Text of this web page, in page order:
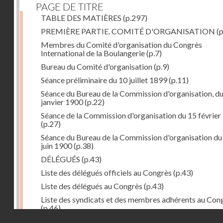
PAGE DE TITRE
TABLE DES MATIÈRES (p.297)
PREMIÈRE PARTIE. COMITÉ D'ORGANISATION
Membres du Comité d'organisation du Congrès
International de la Boulangerie(p.7)
Bureau du Comité d'organisation(p.9)
Séance préliminaire du 10 juillet 1899(p.11)
Séance du Bureau de la Commission d'organisation,
janvier 1900(p.22)
Séance de la Commission d'organisation du 15
(p.27)
Séance du Bureau de la Commission d'organisation
juin 1900(p.38)
DÉLÉGUÉS (p.43)
Liste des délégués officiels au Congrès (p.43)
Liste des délégués au Congrès (p.43)
Liste des syndicats et des membres adhérents au
(p.46)